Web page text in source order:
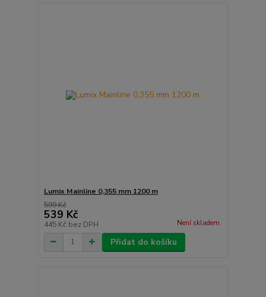
Lumix Mainline 0,355 mm 1200 m
599 Kč
539 Kč
445 Kč bez DPH Není skladem
Přidat do košíku